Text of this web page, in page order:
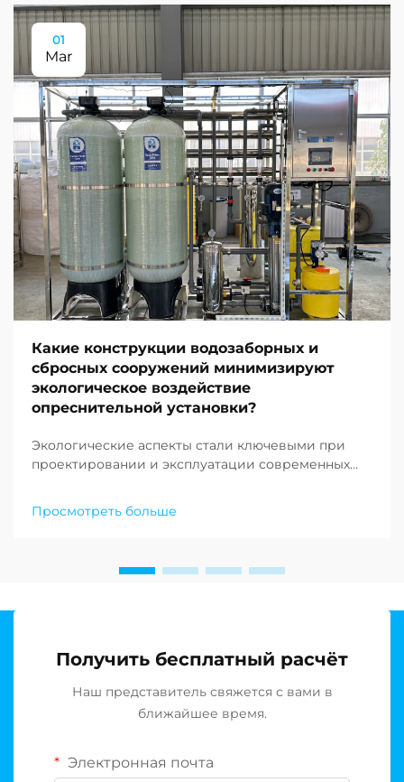
01
Mar
Какие конструкции водозаборных и
сбросных сооружений минимизируют
экологическое воздействие
опреснительной установки?
Экологические аспекты стали ключевыми при
проектировании и эксплуатации современных
мере того как нехватка пресной воды продолжает
ставить под угрозу сообщества по всему земному
Просмотреть больше
Получить бесплатный расчёт
Наш представитель свяжется с вами в
ближайшее время.
Электронная почта